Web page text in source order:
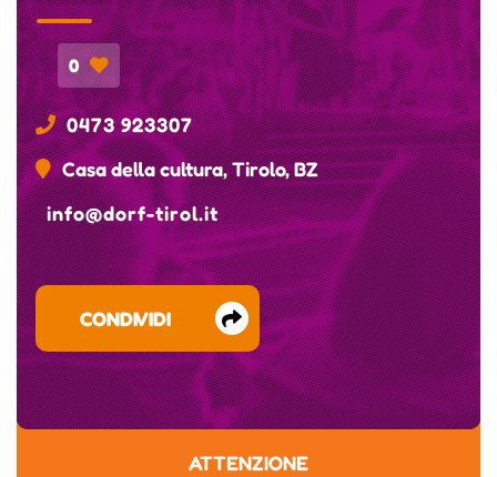
0
0473 923307
Casa della cultura, Tirolo, BZ
info@dorf-tirol.it
CONDIVIDI
ATTENZIONE